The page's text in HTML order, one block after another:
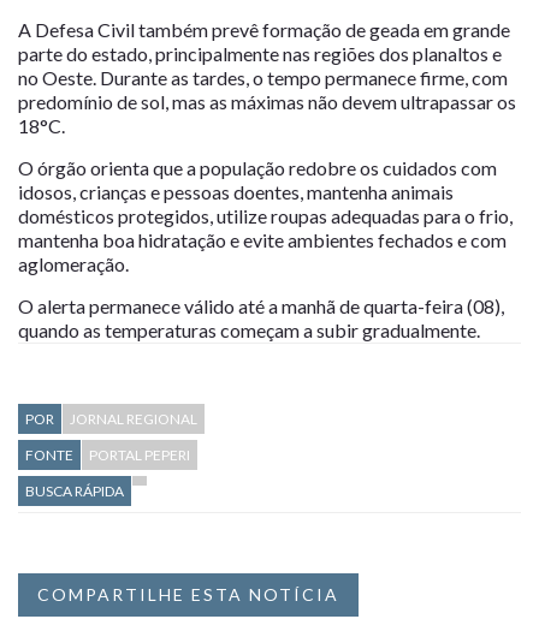
A Defesa Civil também prevê formação de geada em grande
parte do estado, principalmente nas regiões dos planaltos e
no Oeste. Durante as tardes, o tempo permanece firme, com
predomínio de sol, mas as máximas não devem ultrapassar os
18°C.
O órgão orienta que a população redobre os cuidados com
idosos, crianças e pessoas doentes, mantenha animais
domésticos protegidos, utilize roupas adequadas para o frio,
mantenha boa hidratação e evite ambientes fechados e com
aglomeração.
O alerta permanece válido até a manhã de quarta-feira (08),
quando as temperaturas começam a subir gradualmente.
POR
JORNAL REGIONAL
FONTE
PORTAL PEPERI
BUSCA RÁPIDA
COMPARTILHE ESTA NOTÍCIA